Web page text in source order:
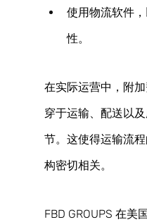
使用物流软件
性。
在实际运营中，附
穿于运输、配送以
节。这使得运输流
构密切相关。
FBD GROUPS 在美